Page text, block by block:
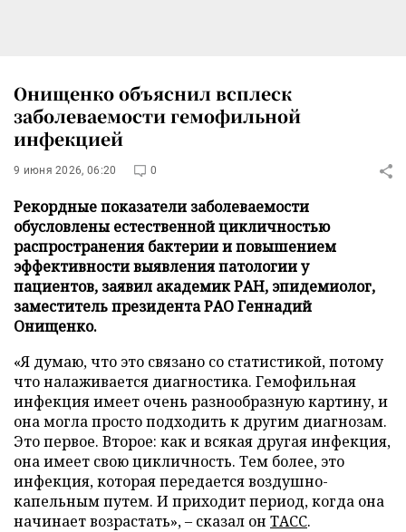
Онищенко объяснил всплеск
заболеваемости гемофильной
инфекцией
9 июня 2026, 06:20 0
Рекордные показатели заболеваемости
обусловлены естественной цикличностью
распространения бактерии и повышением
эффективности выявления патологии у
пациентов, заявил академик РАН, эпидемиолог,
заместитель президента РАО Геннадий
Онищенко.
«Я думаю, что это связано со статистикой, потому
что налаживается диагностика. Гемофильная
инфекция имеет очень разнообразную картину, и
она могла просто подходить к другим диагнозам.
Это первое. Второе: как и всякая другая инфекция,
она имеет свою цикличность. Тем более, это
инфекция, которая передается воздушно-
капельным путем. И приходит период, когда она
начинает возрастать», – сказал он ТАСС.